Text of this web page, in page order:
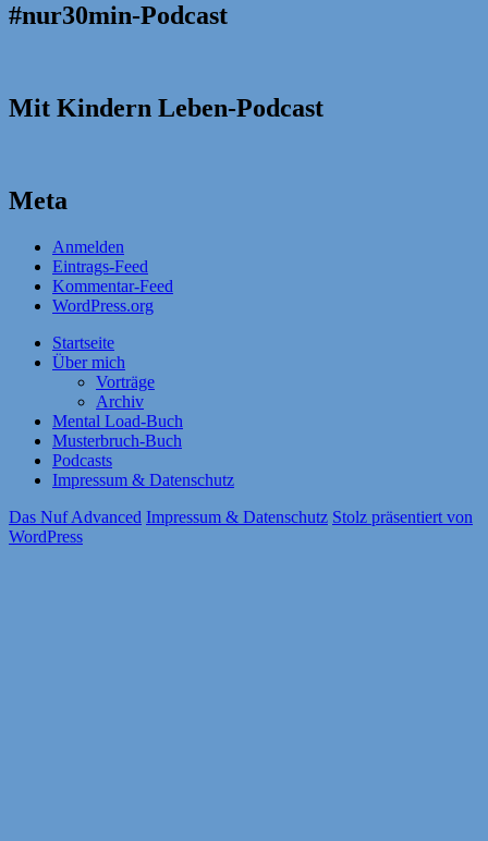
#nur30min-Podcast
Mit Kindern Leben-Podcast
Meta
Anmelden
Eintrags-Feed
Kommentar-Feed
WordPress.org
Startseite
Über mich
Vorträge
Archiv
Mental Load-Buch
Musterbruch-Buch
Podcasts
Impressum & Datenschutz
Das Nuf Advanced Impressum & Datenschutz Stolz präsentiert von
WordPress